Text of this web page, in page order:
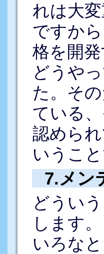
れは大
ですか
格を開
どうや
た。そ
ている
認めら
いうこと
7.メン
どうい
します
いろな